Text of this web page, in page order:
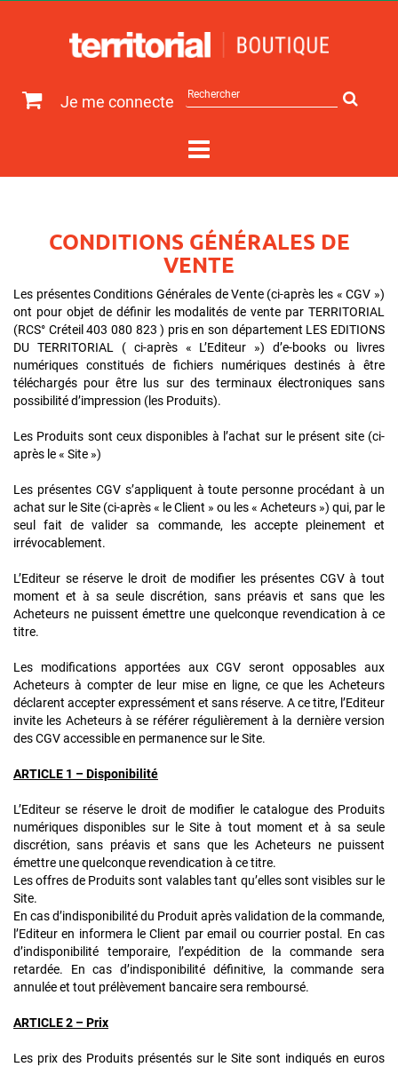
Je me connecte
sur
CONDITIONS GÉNÉRALES DE
VENTE
Les présentes Conditions Générales de Vente (ci-après les « CGV »)
ont pour objet de définir les modalités de vente par TERRITORIAL
(RCS° Créteil 403 080 823 ) pris en son département LES EDITIONS
DU TERRITORIAL ( ci-après « L’Editeur ») d’e-books ou livres
numériques constitués de fichiers numériques destinés à être
téléchargés pour être lus sur des terminaux électroniques sans
possibilité d’impression (les Produits).
Les Produits sont ceux disponibles à l’achat sur le présent site (ci-
après le « Site »)
Les présentes CGV s’appliquent à toute personne procédant à un
achat sur le Site (ci-après « le Client » ou les « Acheteurs ») qui, par le
seul fait de valider sa commande, les accepte pleinement et
irrévocablement.
L’Editeur se réserve le droit de modifier les présentes CGV à tout
moment et à sa seule discrétion, sans préavis et sans que les
Acheteurs ne puissent émettre une quelconque revendication à ce
titre.
Les modifications apportées aux CGV seront opposables aux
Acheteurs à compter de leur mise en ligne, ce que les Acheteurs
déclarent accepter expressément et sans réserve. A ce titre, l’Editeur
invite les Acheteurs à se référer régulièrement à la dernière version
des CGV accessible en permanence sur le Site.
ARTICLE 1 – Disponibilité
L’Editeur se réserve le droit de modifier le catalogue des Produits
numériques disponibles sur le Site à tout moment et à sa seule
discrétion, sans préavis et sans que les Acheteurs ne puissent
émettre une quelconque revendication à ce titre.
Les offres de Produits sont valables tant qu’elles sont visibles sur le
Site.
En cas d’indisponibilité du Produit après validation de la commande,
l’Editeur en informera le Client par email ou courrier postal. En cas
d’indisponibilité temporaire, l’expédition de la commande sera
retardée. En cas d’indisponibilité définitive, la commande sera
annulée et tout prélèvement bancaire sera remboursé.
ARTICLE 2 – Prix
Les prix des Produits présentés sur le Site sont indiqués en euros